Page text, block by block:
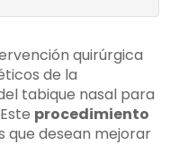
quirúrgica
de la
tabique nasal para
procedimiento
que desean mejorar